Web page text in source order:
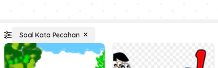
Soal Kata Pecahan